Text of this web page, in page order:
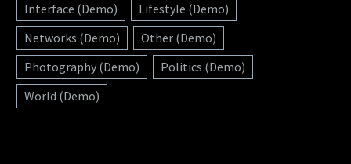
Interface (Demo)
Lifestyle (Demo)
Networks (Demo)
Other (Demo)
Photography (Demo)
Politics (Demo)
World (Demo)